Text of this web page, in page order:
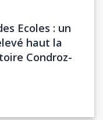
Ecoles : un
haut la
Condroz-